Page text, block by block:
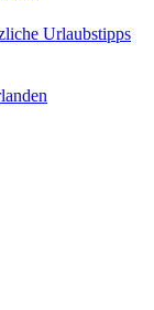
Urlaubstipps